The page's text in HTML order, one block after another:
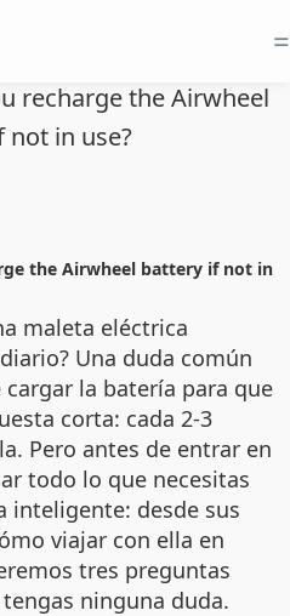
=
recharge the Airwheel
not in use?
the Airwheel battery if not in
maleta eléctrica
Una duda común
la batería para que
corta: cada 2-3
Pero antes de entrar en
todo lo que necesitas
inteligente: desde sus
viajar con ella en
tres preguntas
ninguna duda.